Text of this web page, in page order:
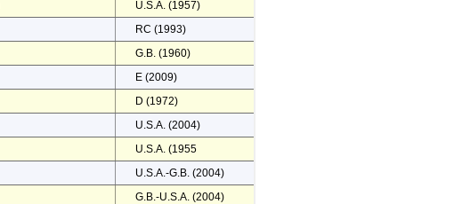
U.S.A. (1957)
RC (1993)
G.B. (1960)
E (2009)
D (1972)
U.S.A. (2004)
U.S.A. (1955
U.S.A.-G.B. (2004)
G.B.-U.S.A. (2004)